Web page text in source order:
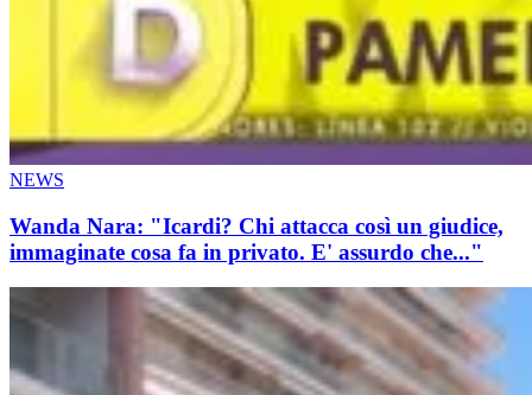
NEWS
Wanda Nara: "Icardi? Chi attacca così un giudice,
immaginate cosa fa in privato. E' assurdo che..."